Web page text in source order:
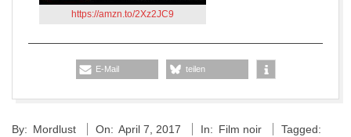
https://amzn.to/2Xz2JC9
E-Mail teilen
04-
By: Mordlust On: April 7, 2017 In: Film noir Tagged: